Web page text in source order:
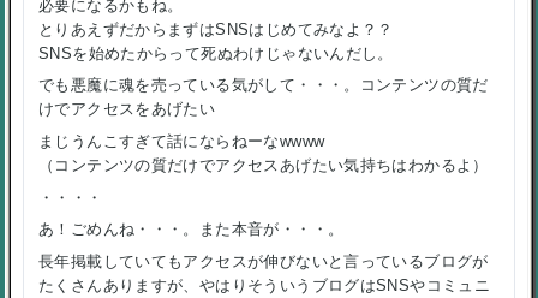
必要になるかもね。
とりあえずだからまずはSNSはじめてみなよ？？
SNSを始めたからって死ぬわけじゃないんだし。
でも悪魔に魂を売っている気がして・・・。コンテンツの質だ
けでアクセスをあげたい
まじうんこすぎて話にならねーなwwww
（コンテンツの質だけでアクセスあげたい気持ちはわかるよ）
・・・・
あ！ごめんね・・・。また本音が・・・。
長年掲載していてもアクセスが伸びないと言っているブログが
たくさんありますが、やはりそういうブログはSNSやコミュニ